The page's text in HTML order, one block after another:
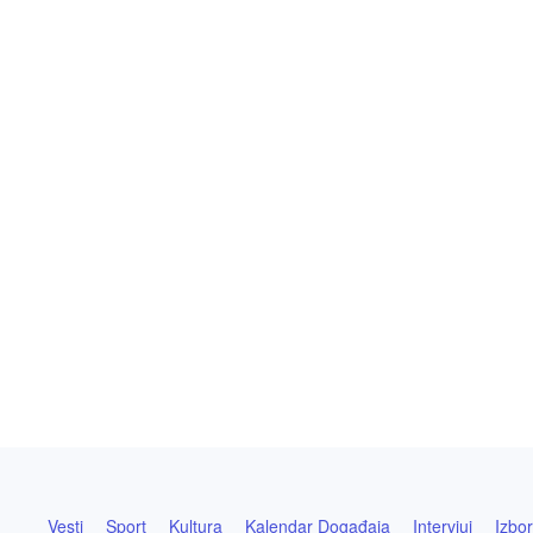
Vesti Sport Kultura Kalendar Događaja Intervjui